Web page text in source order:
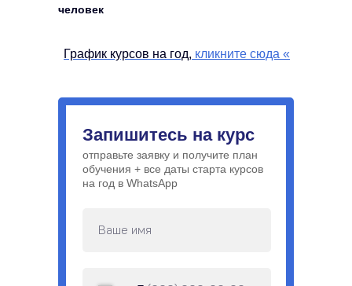
человек
Запишитесь на курс
отправьте заявку и получите план
обучения + все даты старта курсов
на год в WhatsApp
График курсов на год, кликните сюда «